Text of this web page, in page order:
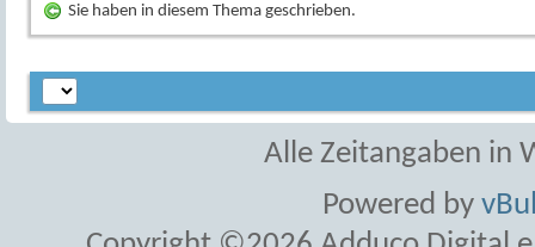
Sie haben in diesem Thema geschrieben.
Alle Zeitangaben in
Powered by